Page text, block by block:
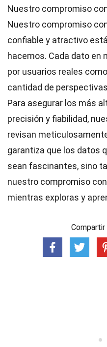
Nuestro compromiso
Nuestro compromiso
confiable y atractivo
hacemos. Cada dato en
por usuarios reales
cantidad de
Para asegurar los más
precisión y fiabilidad,
revisan
garantiza que los datos
sean fascinantes, sino
nuestro compromiso
mientras exploras y